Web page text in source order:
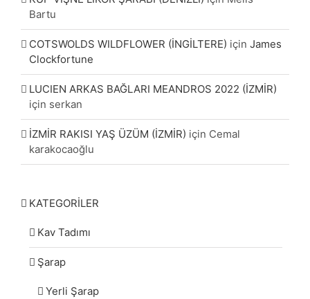
Bartu
COTSWOLDS WILDFLOWER (İNGİLTERE) için James
Clockfortune
LUCIEN ARKAS BAĞLARI MEANDROS 2022 (İZMİR)
için serkan
İZMİR RAKISI YAŞ ÜZÜM (İZMİR) için Cemal
karakocaoğlu
KATEGORİLER
Kav Tadımı
Şarap
Yerli Şarap